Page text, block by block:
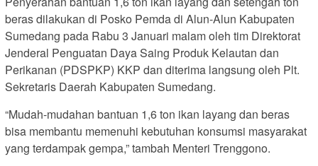
beras dilakukan di Posko Pemda di Alun-Alun Kabupaten
Sumedang pada Rabu 3 Januari malam oleh tim Direktorat
Jenderal Penguatan Daya Saing Produk Kelautan dan
Perikanan (PDSPKP) KKP dan diterima langsung oleh Plt.
Sekretaris Daerah Kabupaten Sumedang.
“Mudah-mudahan bantuan 1,6 ton ikan layang dan beras
bisa membantu memenuhi kebutuhan konsumsi masyarakat
yang terdampak gempa,” tambah Menteri Trenggono.